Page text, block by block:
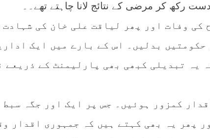
رکھ کر مرضی کے نتائج لانا چاہتے تھے۔۔
کی وفات اور پھر لیاقت علی خان کی شہادت
حکومتیں بدلیں۔ اس کے بارے میں ایک
یہ تبدیلی کبھی بھی پارلیمنٹ کے ذریعے
کمزور ہوئیں۔ جس پر ایک اور جگہ سبط
پھر یہ بھی کہتے ہیں کہ جمہوری اقدار